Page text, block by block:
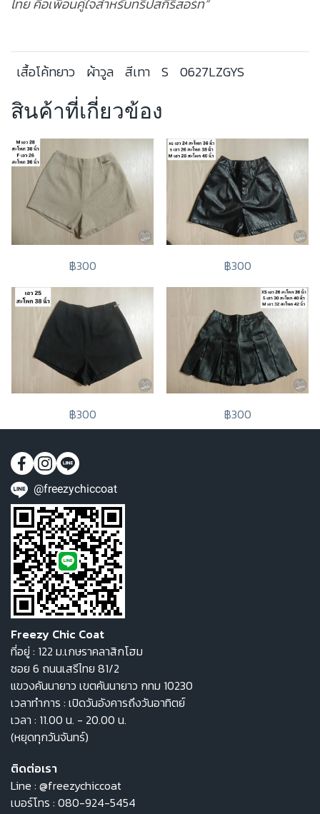
เสื้อโค้ทยาว ผ้าวูล สีเทา S 0627LZGYS
สินค้าที่เกี่ยวข้อง
฿300 ฿300
฿300 ฿300
@freezychiccoat
Freezy Chic Coat
ที่อยู่ : 122 ม.เกษราคลาสิกโฮม
ซอย 6 ถนนเสรีไทย 81/2
แขวงคันนายาว เขตคันนายาว กทม 10230
เวลาทำการ : เปิดวันอังคารถึงวันอาทิตย์
เวลา : 11.00 น. - 20.00 น.
(หยุดทุกวันจันทร์)
ติดต่อเรา
Line : @freezychiccoat
เบอร์โทร : 080-924-5454